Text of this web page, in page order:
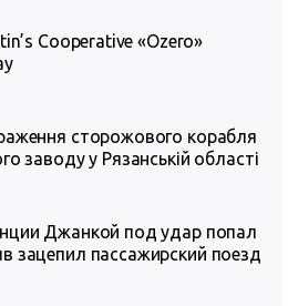
Cooperative «Ozero»
сторожового корабля
заводу у Рязанській області
Джанкой под удар попал
зацепил пассажирский поезд